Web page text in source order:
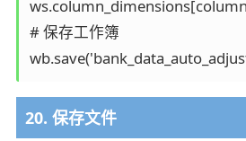
# 保存工作簿
20. 保存文件